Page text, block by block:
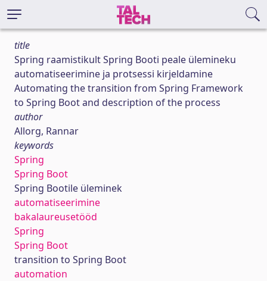
title
Spring raamistikult Spring Booti peale ülemineku
automatiseerimine ja protsessi kirjeldamine
Automating the transition from Spring Framework
to Spring Boot and description of the process
author
Allorg, Rannar
keywords
Spring
Spring Boot
Spring Bootile üleminek
automatiseerimine
bakalaureusetööd
Spring
Spring Boot
transition to Spring Boot
automation